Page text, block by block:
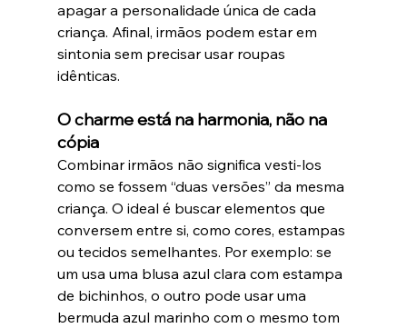
apagar a personalidade única de cada
criança. Afinal, irmãos podem estar em
sintonia sem precisar usar roupas
idênticas.
O charme está na harmonia, não na
cópia
Combinar irmãos não significa vesti-los
como se fossem “duas versões” da mesma
criança. O ideal é buscar elementos que
conversem entre si, como cores, estampas
ou tecidos semelhantes. Por exemplo: se
um usa uma blusa azul clara com estampa
de bichinhos, o outro pode usar uma
bermuda azul marinho com o mesmo tom